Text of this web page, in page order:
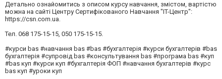
Детально ознайомитись з описом курсу навчання, змістом, вартістю
можна на сайті Центру Сертифікованого Навчання "IT-Центр":
https://csn.com.ua.
Тел. 068 175-15-15, 050 175-15-15.
#курси bas #навчання bas #bas #бухгалтерія #курси бухгалтерів #bas
бухгалтерія #супровід bas #консультування bas #програма bas #куп
#bas куп #курси куп #бухгалтерія ФОП #навчання бухгалтерів #курс
bas куп #уроки куп